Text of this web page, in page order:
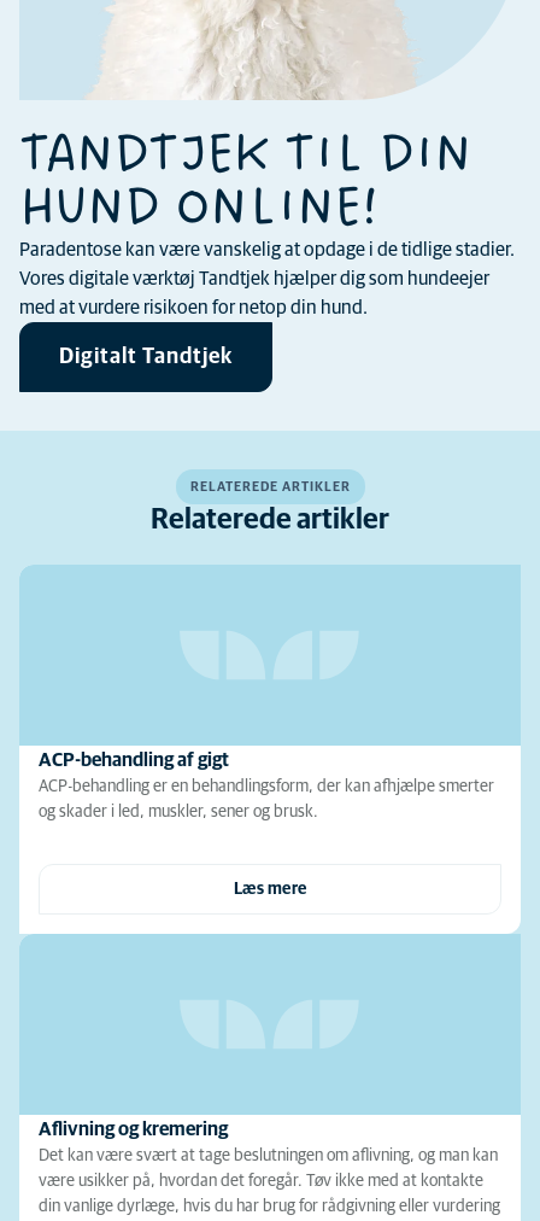
TANDTJEK TIL DIN
HUND ONLINE!
Paradentose kan være vanskelig at opdage i de tidlige stadier.
Vores digitale værktøj Tandtjek hjælper dig som hundeejer
med at vurdere risikoen for netop din hund.
Digitalt Tandtjek
RELATEREDE ARTIKLER
Relaterede artikler
ACP-behandling af gigt
ACP-behandling er en behandlingsform, der kan afhjælpe smerter
og skader i led, muskler, sener og brusk.
Læs mere
Aflivning og kremering
Det kan være svært at tage beslutningen om aflivning, og man kan
være usikker på, hvordan det foregår. Tøv ikke med at kontakte
din vanlige dyrlæge, hvis du har brug for rådgivning eller vurdering